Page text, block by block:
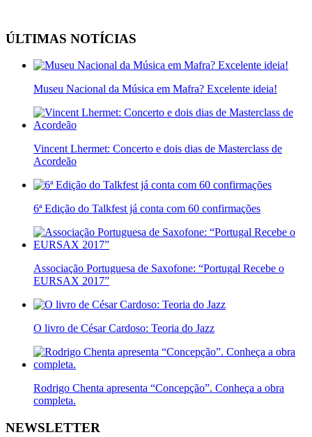
ÚLTIMAS NOTÍCIAS
Museu Nacional da Música em Mafra? Excelente ideia!
Vincent Lhermet: Concerto e dois dias de Masterclass de
Acordeão
6ª Edição do Talkfest já conta com 60 confirmações
Associação Portuguesa de Saxofone: “Portugal Recebe o
EURSAX 2017”
O livro de César Cardoso: Teoria do Jazz
Rodrigo Chenta apresenta “Concepção”. Conheça a obra
completa.
NEWSLETTER